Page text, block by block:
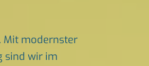
Mit modernster
sind wir im